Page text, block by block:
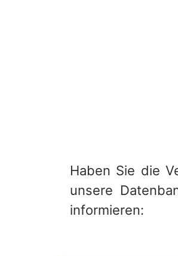
Haben Sie die
unsere
informieren: